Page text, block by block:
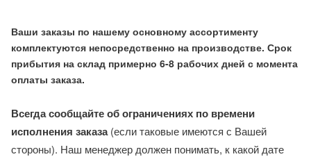
Ваши заказы по нашему основному ассортименту
комплектуются непосредственно на производстве. Срок
прибытия на склад примерно 6-8 рабочих дней с момента
оплаты заказа.
Всегда сообщайте об ограничениях по времени
исполнения заказа(если таковые имеются с Вашей
стороны). Наш менеджер должен понимать, к какой дате